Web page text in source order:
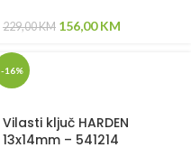
229,00KM 156,00KM
-16%
Vilasti ključ HARDEN
13x14mm – 541214